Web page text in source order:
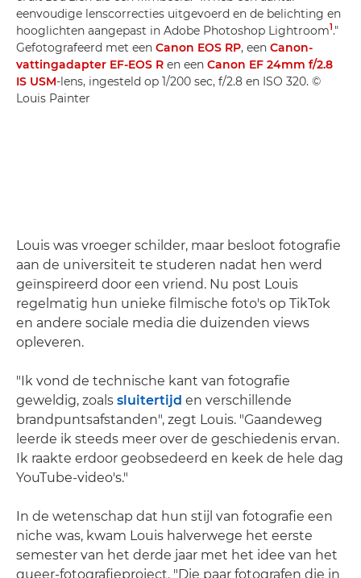
eenvoudige lenscorrecties uitgevoerd en de belichting en
hooglichten aangepast in Adobe Photoshop Lightroom1 ."
Gefotografeerd met een Canon EOS RP, een Canon-
vattingadapter EF-EOS R en een Canon EF 24mm f/2.8
IS USM-lens, ingesteld op 1/200 sec, f/2.8 en ISO 320. ©
Louis Painter
Louis was vroeger schilder, maar besloot fotografie
aan de universiteit te studeren nadat hen werd
geïnspireerd door een vriend. Nu post Louis
regelmatig hun unieke filmische foto's op TikTok
en andere sociale media die duizenden views
opleveren.
"Ik vond de technische kant van fotografie
geweldig, zoals sluitertijd en verschillende
brandpuntsafstanden", zegt Louis. "Gaandeweg
leerde ik steeds meer over de geschiedenis ervan.
Ik raakte erdoor geobsedeerd en keek de hele dag
YouTube-video's."
In de wetenschap dat hun stijl van fotografie een
niche was, kwam Louis halverwege het eerste
semester van het derde jaar met het idee van het
queer-fotografieproject. "Die paar fotografen die in